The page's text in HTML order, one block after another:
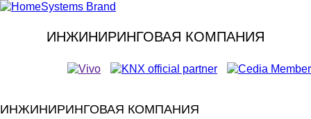
ИНЖИНИРИНГОВАЯ КОМПАНИЯ
ИНЖИНИРИНГОВАЯ КОМПАНИЯ